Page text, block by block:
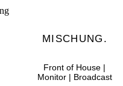
MISCHUNG.
Front of House |
Monitor | Broadcast